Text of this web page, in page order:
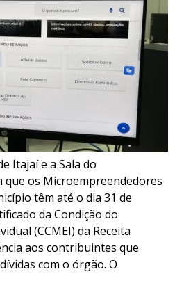
Itajaí e a Sala do
os Microempreendedores
têm até o dia 31 de
da Condição do
(CCMEI) da Receita
aos contribuintes que
com o órgão. O